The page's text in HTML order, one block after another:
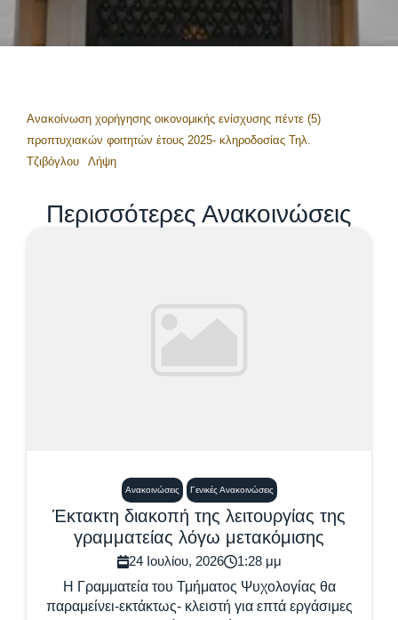
Ανακοίνωση χορήγησης οικονομικής ενίσχυσης πέντε (5)
προπτυχιακών φοιτητών έτους 2025- κληροδοσίας Τηλ.
Τζιβόγλου
Λήψη
Περισσότερες Ανακοινώσεις
Ανακοινώσεις Γενικές Ανακοινώσεις
Έκτακτη διακοπή της λειτουργίας της
γραμματείας λόγω μετακόμισης
24 Ιουλίου, 2026
1:28 μμ
Η Γραμματεία του Τμήματος Ψυχολογίας θα
παραμείνει-εκτάκτως- κλειστή για επτά εργάσιμες